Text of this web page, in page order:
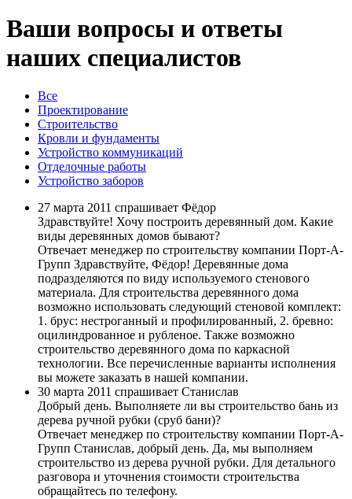
Ваши вопросы и ответы
наших специалистов
Все
Проектирование
Строительство
Кровли и фундаменты
Устройство коммуникаций
Отделочные работы
Устройство заборов
27 марта 2011 спрашивает Фёдор
Здравствуйте! Хочу построить деревянный дом. Какие
виды деревянных домов бывают?
Отвечает менеджер по строительству компании Порт-А-
Групп Здравcтвуйте, Фёдор! Деревянные дома
подразделяются по виду используемого стенового
материала. Для строительства деревянного дома
возможно использовать следующий стеновой комплект:
1. брус: нестроганный и профилированный, 2. бревно:
оцилиндрованное и рубленое. Также возможно
строительство деревянного дома по каркасной
технологии. Все перечисленные варианты исполнения
вы можете заказать в нашей компании.
30 марта 2011 спрашивает Станислав
Добрый день. Выполняете ли вы строительство бань из
дерева ручной рубки (сруб бани)?
Отвечает менеджер по строительству компании Порт-А-
Групп Станислав, добрый день. Да, мы выполняем
строительство из дерева ручной рубки. Для детального
разговора и уточнения стоимости строительства
обращайтесь по телефону.